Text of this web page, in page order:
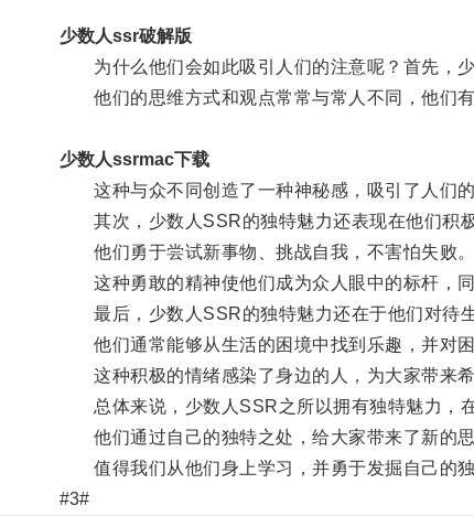
少数人ssr破解版
为什么他们会如此吸引人们的注意呢？首先，少
他们的思维方式和观点常常与常人不同，他们有
少数人ssrmac下载
这种与众不同创造了一种神秘感，吸引了人们的
其次，少数人SSR的独特魅力还表现在他们积极
他们勇于尝试新事物、挑战自我，不害怕失败。
这种勇敢的精神使他们成为众人眼中的标杆，同
最后，少数人SSR的独特魅力还在于他们对待生
他们通常能够从生活的困境中找到乐趣，并对困
这种积极的情绪感染了身边的人，为大家带来希
总体来说，少数人SSR之所以拥有独特魅力，在
他们通过自己的独特之处，给大家带来了新的思
值得我们从他们身上学习，并勇于发掘自己的独
#3#